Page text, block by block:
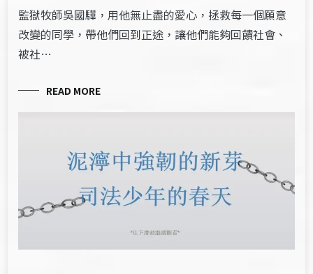
監獄牧師吳國驊，用他無止盡的愛心，拯救每一個願意
改變的同學，帶他們回到正途，讓他們能夠回饋社會、
被社…
READ MORE